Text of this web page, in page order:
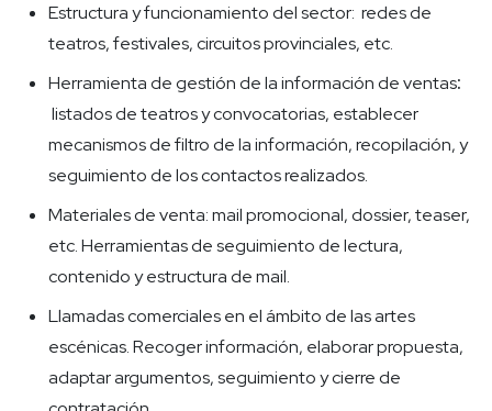
Estructura y funcionamiento del sector: redes de
teatros, festivales, circuitos provinciales, etc.
Herramienta de gestión de la información de ventas:
listados de teatros y convocatorias, establecer
mecanismos de filtro de la información, recopilación, y
seguimiento de los contactos realizados.
Materiales de venta: mail promocional, dossier, teaser,
etc. Herramientas de seguimiento de lectura,
contenido y estructura de mail.
Llamadas comerciales en el ámbito de las artes
escénicas. Recoger información, elaborar propuesta,
adaptar argumentos, seguimiento y cierre de